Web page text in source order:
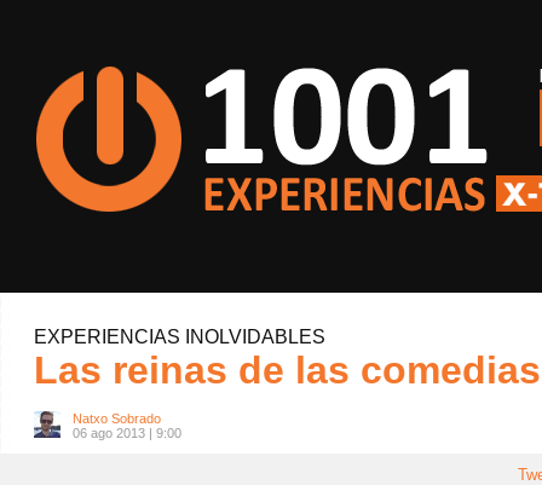
EXPERIENCIAS INOLVIDABLES
Las reinas de las
Natxo Sobrado
06 ago 2013 | 9:00